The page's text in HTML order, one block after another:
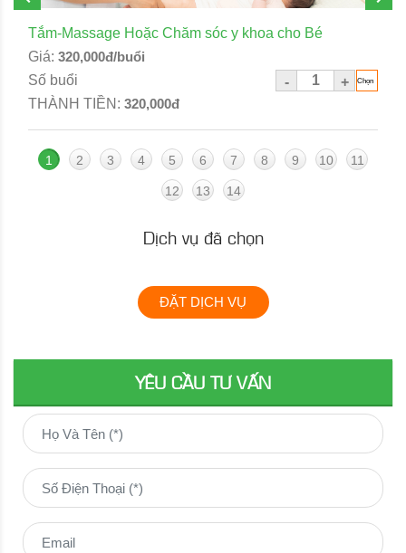
Tắm-Massage Hoặc Chăm sóc y khoa cho Bé
Giá: 320,000đ/buổi
Số buổi
-
+
THÀNH TIỀN: 320,000đ
1 2 3 4 5 6 7 8 9 10 11
12 13 14
Dịch vụ đã chọn
ĐẶT DỊCH VỤ
YÊU CẦU TƯ VẤN